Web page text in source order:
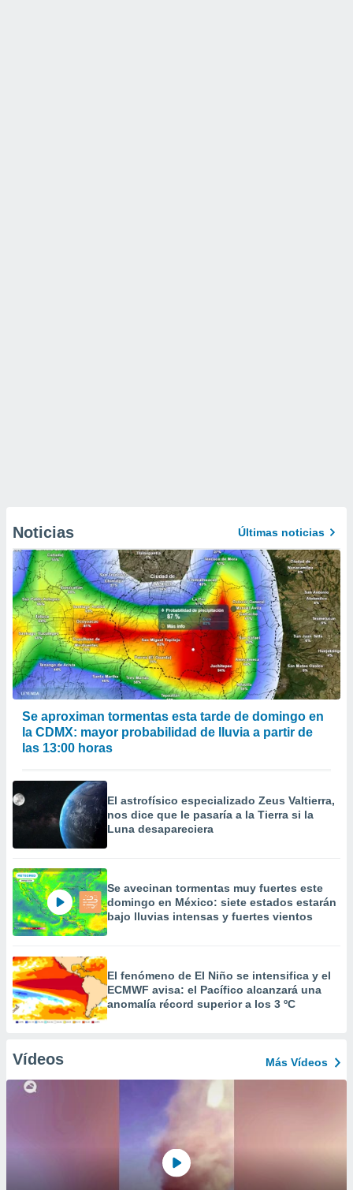
Noticias Últimas noticias
Se aproximan tormentas esta tarde de domingo en
la CDMX: mayor probabilidad de lluvia a partir de
las 13:00 horas
El astrofísico especializado Zeus Valtierra,
nos dice que le pasaría a la Tierra si la
Luna desapareciera
Se avecinan tormentas muy fuertes este
domingo en México: siete estados estarán
bajo lluvias intensas y fuertes vientos
El fenómeno de El Niño se intensifica y el
ECMWF avisa: el Pacífico alcanzará una
anomalía récord superior a los 3 ºC
Vídeos Más Vídeos